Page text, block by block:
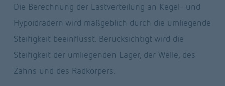
Die Berechnung der Lastverteilung an Kegel- und
Hypoidrädern wird maßgeblich durch die umliegende
Steifigkeit beeinflusst. Berücksichtigt wird die
Steifigkeit der umliegenden Lager, der Welle, des
Zahns und des Radkörpers.